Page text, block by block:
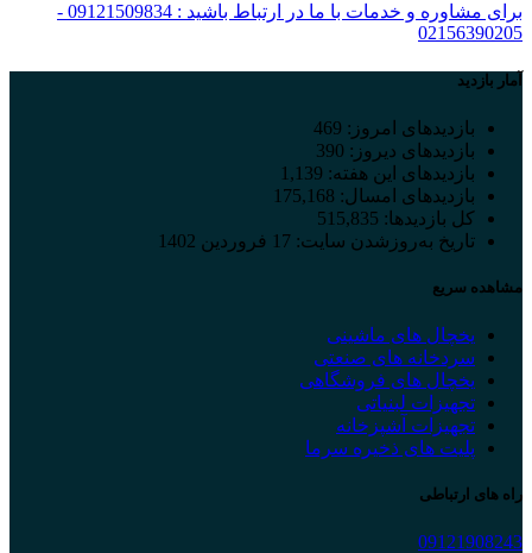
برای مشاوره و خدمات با ما در ارتباط باشید : 09121509834 -
02156390205
آمار بازدید
بازدیدهای امروز: 469
بازدیدهای دیروز: 390
بازدیدهای این هفته: 1,139
بازدیدهای امسال: 175,168
کل بازدیدها: 515,835
تاریخ به‌روزشدن سایت: 17 فروردین 1402
مشاهده سریع
یخچال های ماشینی
سردخانه های صنعتی
یخچال های فروشگاهی
تجهیزات لبنیاتی
تجهیزات آشپزخانه
پلیت های ذخیره سرما
راه های ارتباطی
09121908243